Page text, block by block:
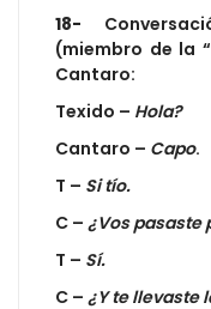
18-
(miembro de la
Cantaro:
Texido – Hola?
Cantaro – Capo.
T – Si tío.
C – ¿Vos pasaste
T – Sí.
C – ¿Y te llevaste